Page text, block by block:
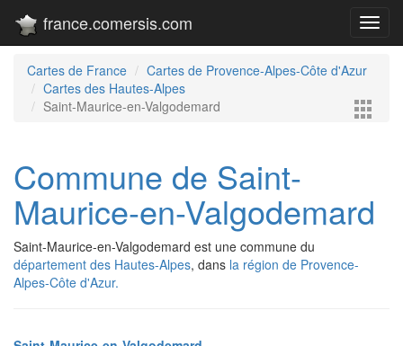
france.comersis.com
Cartes de France
Cartes de Provence-Alpes-Côte d'Azur
Cartes des Hautes-Alpes
Saint-Maurice-en-Valgodemard
Commune de Saint-
Maurice-en-Valgodemard
Saint-Maurice-en-Valgodemard est une commune du
département des Hautes-Alpes, dans la région de Provence-
Alpes-Côte d'Azur.